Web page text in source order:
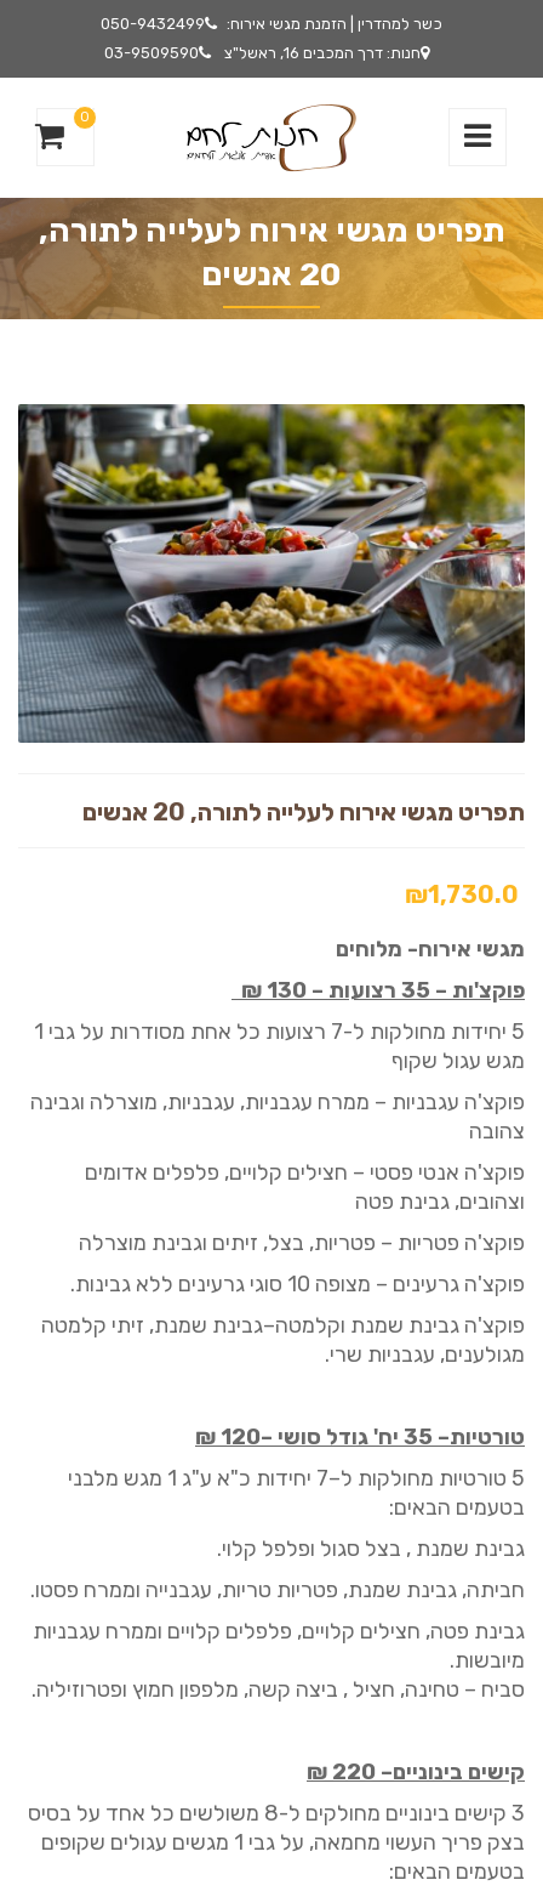
כשר למהדרין | הזמנת מגשי אירוח:
050-9432499
חנות: דרך המכבים 16, ראשל"צ
03-9509590
0
תפריט מגשי אירוח לעלייה לתורה,
20 אנשים
תפריט מגשי אירוח לעלייה לתורה, 20 אנשים
₪1,730.0
מגשי אירוח- מלוחים
פוקצ'ות –
–
130
₪
5 יחידות מחולקות ל-7 רצועות כל אחת מסודרות על גבי 1
מגש עגול שקוף
פוקצ'ה עגבניות – ממרח עגבניות, עגבניות, מוצרלה וגבינה
צהובה
פוקצ'ה אנטי פסטי – חצילים קלויים, פלפלים אדומים
וצהובים, גבינת פטה
פוקצ'ה פטריות – פטריות, בצל, זיתים וגבינת מוצרלה
פוקצ'ה גרעינים – מצופה 10 סוגי גרעינים ללא גבינות.
פוקצ'ה גבינת שמנת וקלמטה–גבינת שמנת, זיתי קלמטה
מגולענים, עגבניות שרי.
טורטיות– 35 יח' גודל סושי –
120
₪
5 טורטיות מחולקות ל–7 יחידות כ"א ע"ג 1 מגש מלבני
בטעמים הבאים:
גבינת שמנת , בצל סגול ופלפל קלוי.
חביתה, גבינת שמנת, פטריות טריות, עגבנייה וממרח פסטו.
גבינת פטה, חצילים קלויים, פלפלים קלויים וממרח עגבניות
מיובשות.
סביח – טחינה, חציל , ביצה קשה, מלפפון חמוץ ופטרוזיליה.
קישים בינוניים–
220
₪
3 קישים בינוניים מחולקים ל-8 משולשים כל אחד
על בסיס
בצק פריך העשוי מחמאה, על גבי 1 מגשים עגולים שקופים
בטעמים הבאים: